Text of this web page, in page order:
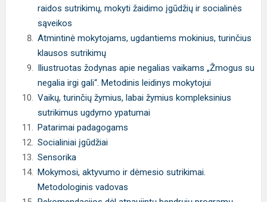
raidos sutrikimų, mokyti žaidimo įgūdžių ir socialinės
sąveikos
Atmintinė mokytojams, ugdantiems mokinius, turinčius
klausos sutrikimų
Iliustruotas žodynas apie negalias vaikams „Žmogus su
negalia irgi gali“. Metodinis leidinys mokytojui
Vaikų, turinčių žymius, labai žymius kompleksinius
sutrikimus ugdymo ypatumai
Patarimai padagogams
Socialiniai įgūdžiai
Sensorika
Mokymosi, aktyvumo ir dėmesio sutrikimai.
Metodologinis vadovas